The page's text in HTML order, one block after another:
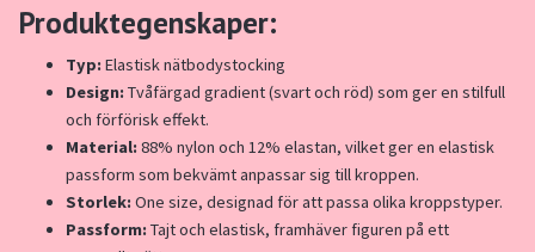
Produktegenskaper:
Typ:Elastisk nätbodystocking
Design:Tvåfärgad gradient (svart och röd) som ger en stilfull
och förförisk effekt.
Material:88% nylon och 12% elastan, vilket ger en elastisk
passform som bekvämt anpassar sig till kroppen.
Storlek:One size, designad för att passa olika kroppstyper.
Passform:Tajt och elastisk, framhäver figuren på ett